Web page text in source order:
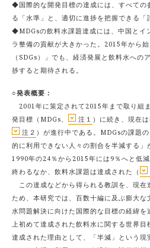
◆国際的な開発目標の達成には、すべての
る「水準」と、適切に進捗を把握できる「
◆MDGsの飲料水課題達成には、中国とイ
ラ整備の貢献が大きかった。2015年から
（SDGs）」でも、経済発展と飲料水への
捗すると期待される。
○発表概要：
2001年に策定されて2015年まで取り組
発目標（MDGs、
注１ ）に続き、現在
注２ ）が進行中である。MDGsの課題
的に利用できない人々の割合を半減する」
1990年の24％から2015年には9％へと低
終わるなか、飲料水課題は達成された（
この達成などから得られる教訓を、現在
ため、本研究では、百数十編に及ぶ膨大
水問題解決に向けた国際的な目標の経緯
上初めて達成された飲料水に関する世界目
達成された理由として、「半減」という